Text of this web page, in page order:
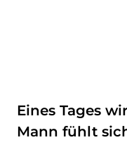
Eines Tages
Mann fühlt